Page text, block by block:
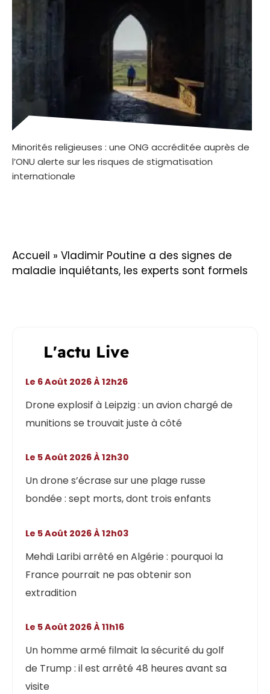
Minorités religieuses : une ONG accréditée auprès de
l’ONU alerte sur les risques de stigmatisation
internationale
Accueil » Vladimir Poutine a des signes de
maladie inquiétants, les experts sont formels
L'actu Live
Drone explosif à Leipzig : un avion chargé de
munitions se trouvait juste à côté
Le 6 Août 2026 À 12h26
Un drone s’écrase sur une plage russe
bondée : sept morts, dont trois enfants
Le 5 Août 2026 À 12h30
Mehdi Laribi arrêté en Algérie : pourquoi la
France pourrait ne pas obtenir son
extradition
Le 5 Août 2026 À 12h03
Un homme armé filmait la sécurité du golf
de Trump : il est arrêté 48 heures avant sa
visite
Le 5 Août 2026 À 11h16